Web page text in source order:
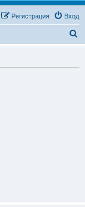
Вход
Регистрация